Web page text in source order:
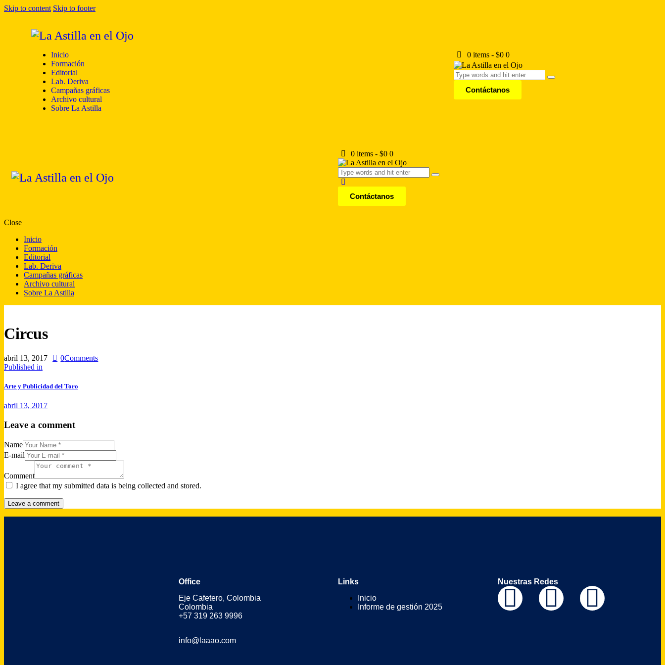
Skip to content Skip to footer
Inicio
Formación
Editorial
Lab. Deriva
Campañas gráficas
Archivo cultural
Sobre La Astilla
0 items- $0 0
Contáctanos
0 items -$0 0
Contáctanos
Close
Inicio
Formación
Editorial
Lab. Deriva
Campañas gráficas
Archivo cultural
Sobre La Astilla
Circus
abril 13, 2017 0Comments
Published in
Arte y Publicidad del Toro
abril 13, 2017
Leave a comment
Name
E-mail
Comment
I agree that my submitted data is being collected and stored.
Office
Eje Cafetero, Colombia
Colombia
+57 319 263 9996
info@laaao.com
Links
Inicio
Informe de gestión 2025
Nuestras Redes